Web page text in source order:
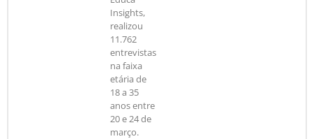
Insights,
realizou
11.762
entrevistas
na faixa
etária de
18 a 35
anos entre
20 e 24 de
março.